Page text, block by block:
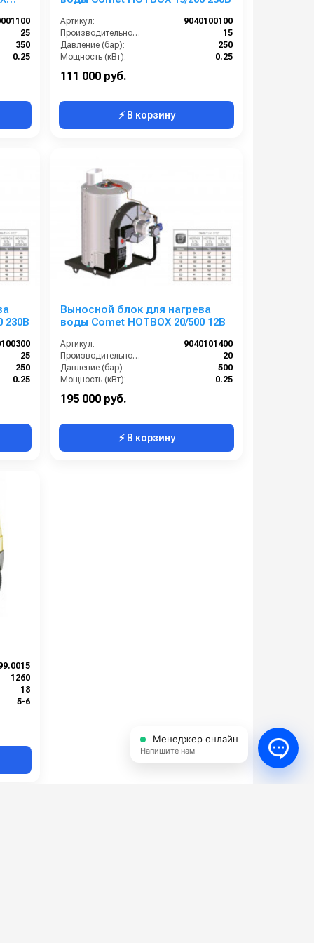
25
350
0.25
Артикул:
9040100100
Производительность (л/мин):
15
Давление (бар):
250
Мощность (кВт):
0.25
111 000 руб.
⚡ В корзину
230В
25
250
0.25
Выносной блок для нагрева
воды Comet HOTBOX 20/500 12В
Артикул:
9040101400
Производительность (л/мин):
20
Давление (бар):
500
Мощность (кВт):
0.25
195 000 руб.
⚡ В корзину
1260
18
5-6
Менеджер онлайн
Напишите нам